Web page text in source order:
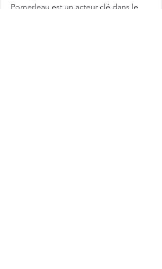
Pomerleau est un acteur clé dans le